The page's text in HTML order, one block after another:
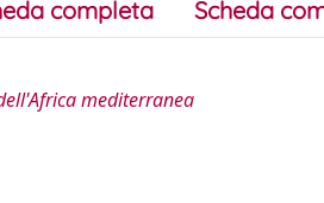
completa Scheda
mediterranea